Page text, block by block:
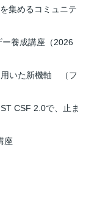
集めるコミュニテ
養成講座（2026
用いた新機軸 （フ
CSF 2.0で、止ま
座